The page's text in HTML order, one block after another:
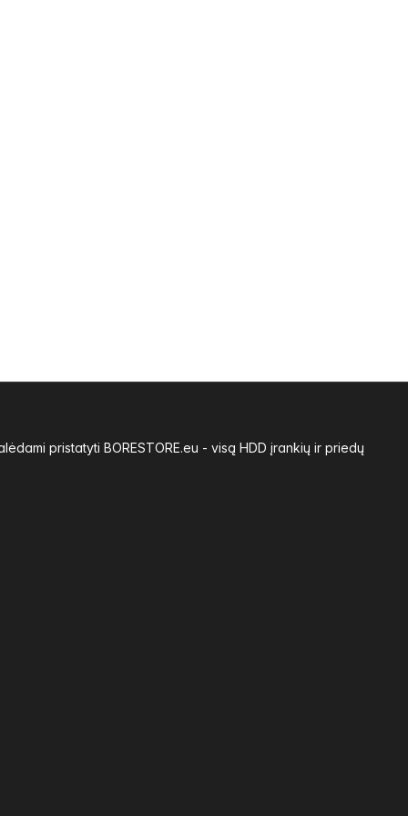
pristatyti BORESTORE.eu - visą HDD įrankių ir priedų